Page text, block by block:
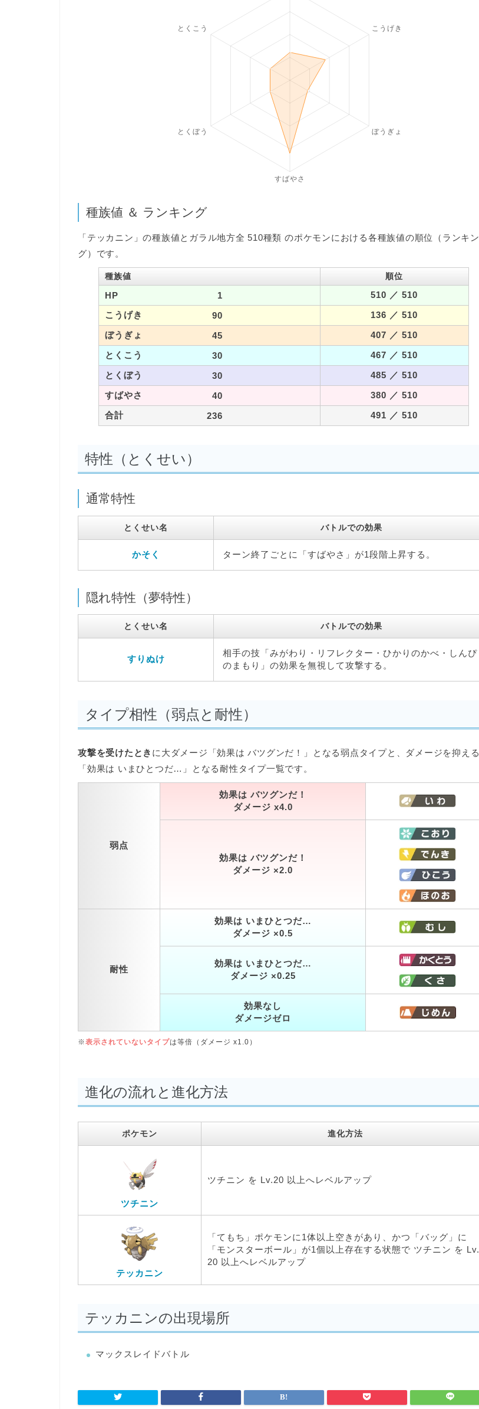
種族値 ＆ ランキング
「テッカニン」の種族値とガラル地方全 510種類 のポケモンにおける各種族値の順位（ランキン
グ）です。
種族値 順位
HP 1 510 ／ 510
こうげき
90 136 ／ 510
ぼうぎょ
45 407 ／ 510
とくこう
30 467 ／ 510
とくぼう
30 485 ／ 510
すばやさ
40 380 ／ 510
合計
236 491 ／ 510
特性（とくせい）
通常特性
とくせい名 バトルでの効果
かそく ターン終了ごとに「すばやさ」が1段階上昇する。
隠れ特性（夢特性）
とくせい名 バトルでの効果
すりぬけ
相手の技「みがわり・リフレクター・ひかりのかべ・しんぴ
のまもり」の効果を無視して攻撃する。
タイプ相性（弱点と耐性）
攻撃を受けたとき に大ダメージ「効果は バツグンだ！」となる弱点タイプと、ダメージを抑える
「効果は いまひとつだ…」となる耐性タイプ一覧です。
弱点
効果は バツグンだ！
ダメージ x4.0
効果は バツグンだ！
ダメージ ×2.0
耐性
効果は いまひとつだ…
ダメージ ×0.5
効果は いまひとつだ…
ダメージ ×0.25
効果なし
ダメージゼロ
※表示されていないタイプは等倍（ダメージ x1.0）
進化の流れと進化方法
ポケモン 進化方法
ツチニン
ツチニン を Lv.20 以上へレベルアップ
テッカニン
「てもち」ポケモンに1体以上空きがあり、かつ「バッグ」に
「モンスターボール」が1個以上存在する状態で ツチニン を Lv.
20 以上へレベルアップ
テッカニンの出現場所
マックスレイドバトル